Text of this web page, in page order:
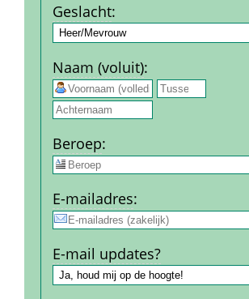
Geslacht:
Naam (voluit):
Beroep:
E-mail­adres:
E-mail updates?